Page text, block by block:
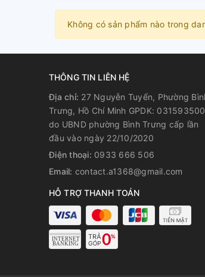
Không có sản phẩm nào trong
THÔNG TIN LIÊN HỆ
Địa chỉ: 27 Nguyễn Tuyển, Phường
Trưng, Hồ Chí Minh GPDK:
do UBND phường Bình Trưng cấp lần
đầu vào ngày 22/10/2020
Điện thoại: 0933 666 506
Email: contact.a1368@gmail.com
HỖ TRỢ THANH TOÁN